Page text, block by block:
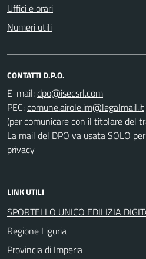
Uffici e orari
Numeri utili
CONTATTI D.P.O.
E-mail:
PEC:
(per comunicare con il titolare del
La mail del DPO va usata SOLO
privacy
LINK UTILI
SPORTELLO UNICO EDILIZIA
Regione Liguria
Provincia di Imperia